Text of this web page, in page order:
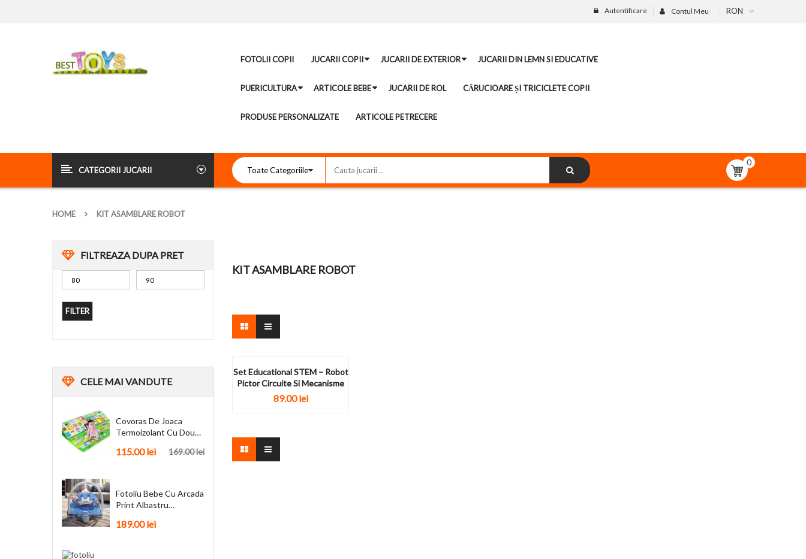
RON
Contul Meu
Autentificare
FOTOLII COPII JUCARII COPII JUCARII DE EXTERIOR JUCARII DIN LEMN SI EDUCATIVE
PUERICULTURA ARTICOLE BEBE JUCARII DE ROL CĂRUCIOARE ȘI TRICICLETE COPII
PRODUSE PERSONALIZATE ARTICOLE PETRECERE
CATEGORII JUCARII
0
HOME KIT ASAMBLARE ROBOT
FILTREAZA DUPA PRET
FILTER
CELEMAI VANDUTE
Covoras De Joaca
Termoizolant Cu Doua
169.00lei
115.00lei
Fotoliu Bebe Cu Arcada
Print Albastru
189.00lei
KIT ASAMBLARE ROBOT
Set Educational STEM – Robot
Pictor Circuite Si Mecanisme
89.00lei